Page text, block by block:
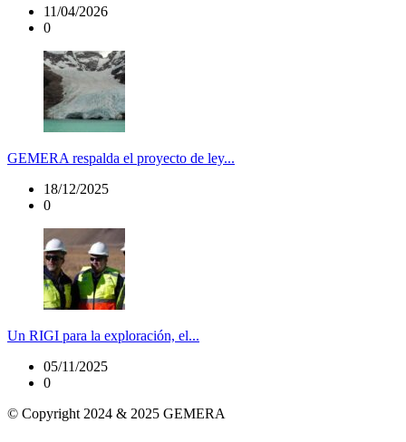
11/04/2026
0
GEMERA respalda el proyecto de ley...
18/12/2025
0
Un RIGI para la exploración, el...
05/11/2025
0
© Copyright 2024 & 2025 GEMERA